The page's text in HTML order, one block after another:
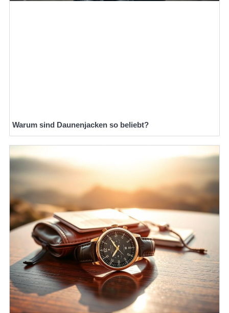
Warum sind Daunenjacken so beliebt?